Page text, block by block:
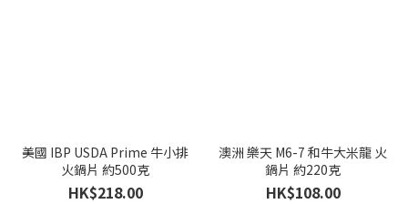
美國 IBP USDA Prime 牛小排
火鍋片 約500克
HK$218.00
澳洲 樂天 M6-7 和牛大米龍 火
鍋片 約220克
HK$108.00